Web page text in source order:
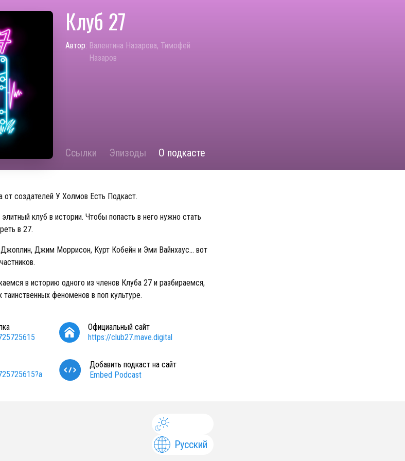
Клуб 27
Автор: Валентина Назарова, Тимофей
Назаров
Ссылки Эпизоды О подкасте
от создателей У Холмов Есть Подкаст.
клуб в истории. Чтобы попасть в него нужно стать
в 27.
Джим Моррисон, Курт Кобейн и Эми Вайнхаус… вот
в историю одного из членов Клуба 27 и разбираемся,
феноменов в поп культуре.
Официальный сайт
https://club27.mave.digital
Добавить подкаст на сайт
Embed Podcast
Русский